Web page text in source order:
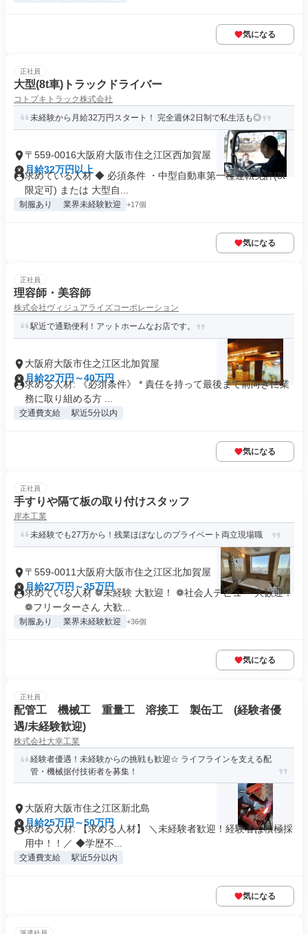
気になる
正社員
大型(8t車)トラックドライバー
コトブキトラック株式会社
未経験から月給32万円スタート！ 完全週休2日制で私生活も◎
〒559-0016大阪府大阪市住之江区西加賀屋
月給32万円以上
求めている人材 ◆ 必須条件 ・中型自動車第一種運転免許(8t
限定可) または 大型自...
制服あり 業界未経験歓迎 +17個
気になる
正社員
理容師・美容師
株式会社ヴィジュアライズコーポレーション
駅近で通勤便利！アットホームなお店です。
大阪府大阪市住之江区北加賀屋
月給22万円～40万円
求める人材: 《必須条件》 * 責任を持って最後まで前向きに業
務に取り組める方 ...
交通費支給 駅近5分以内
気になる
正社員
手すりや隔て板の取り付けスタッフ
岸本工業
未経験でも27万から！残業ほぼなしのプライベート両立現場職
〒559-0011大阪府大阪市住之江区北加賀屋
月給27万円～35万円
求めている人材 ❁未経験 大歓迎！ ❁社会人デビュー 大歓迎！
❁フリーターさん 大歓...
制服あり 業界未経験歓迎 +36個
気になる
正社員
配管工 機械工 重量工 溶接工 製缶工 (経験者優
遇/未経験歓迎)
株式会社大幸工業
経験者優遇！未経験からの挑戦も歓迎☆ ライフラインを支える配
管・機械据付技術者を募集！
大阪府大阪市住之江区新北島
月給25万円～50万円
求める人材: 【求める人材】 ＼未経験者歓迎！経験者は積極採
用中！！／ ◆学歴不...
交通費支給 駅近5分以内
気になる